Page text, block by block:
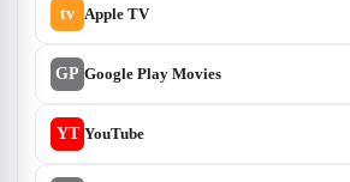
tv Apple TV
GP Google Play Movies
YT YouTube